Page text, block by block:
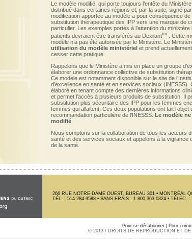
Le modèle modifié, qui porte toujours l’entête du
distribué dans certaines régions et, par la suite, signé
modification apportée au modèle a pour conséquence de
substitution thérapeutique des IPP vers une marque de
particulier. Les exemples portés à l’attention du ministère
patients devraient être transférés au Dexilantmc
. Cette
modèle n’a pas été autorisée par le Ministère. Le
utilisation du modèle ministérielet prend
cesser cette pratique.
Rappelons que le Ministère a mis en place un groupe
élaborer une ordonnance collective de substitution
Ce modèle est notamment disponible sur le site de
d’excellence en santé et en services sociaux (INESSS).
élaboré en tenant compte des dernières informations
et permet l’accès à plusieurs produits de substitution. Il
substitution plus sécuritaire des IPP pour les femmes
femmes qui allaitent. Ces deux populations ont fait l’objet
recommandation particulière de l’INESSS. Le modèle
modifié.
Nous comptons sur la collaboration de tous les acteurs
santé et des services sociaux et appelons à la vigilance
de la santé.
266 RUE NOTRE-DAME OUEST, BUREAU 301 • MONTRÉAL
TÉL. : 514 284-9588 • SANS FRAIS : 1 800 363-0324 • TÉLÉC. :
Pour se désabonner|
Pour
© 2013 / DROITS DE REPRODUCTION ET